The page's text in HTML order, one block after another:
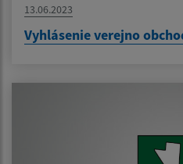
13.06.2023
Vyhlásenie verejno